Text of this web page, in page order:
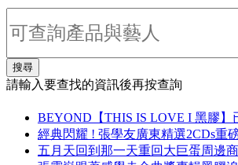
搜尋
請輸入要查找的資訊後再按查詢
BEYOND【THIS IS LOVE I 黑膠】
經典閃耀 ! 張學友廣東精選2CDs重
五月天回到那一天重回大巨蛋周邊